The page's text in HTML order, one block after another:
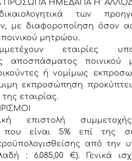
ΠΡΟΣΩΠΑ ΗΜΕΔΑΠΑ Η’
των
με διαφοροποίηση όσον
μητρώου.
εταιρίες
αποσπάσματος ποινικού
ή νομίμως
εκπροσώπηση
εταιρίας.
επιστολή
που είναι 5% επί της
από την
: 6.085,00 €). Γενικά